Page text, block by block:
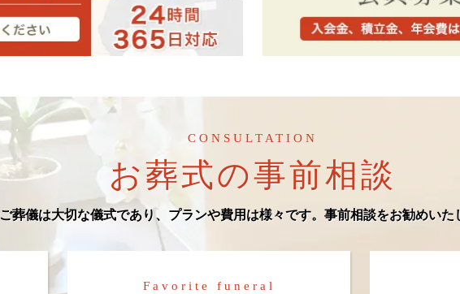
CONSULTATION
お葬式の事前相談
ご葬儀は大切な儀式であり、プランや費用は様々です。事前相談をお勧めいた
Favorite funeral